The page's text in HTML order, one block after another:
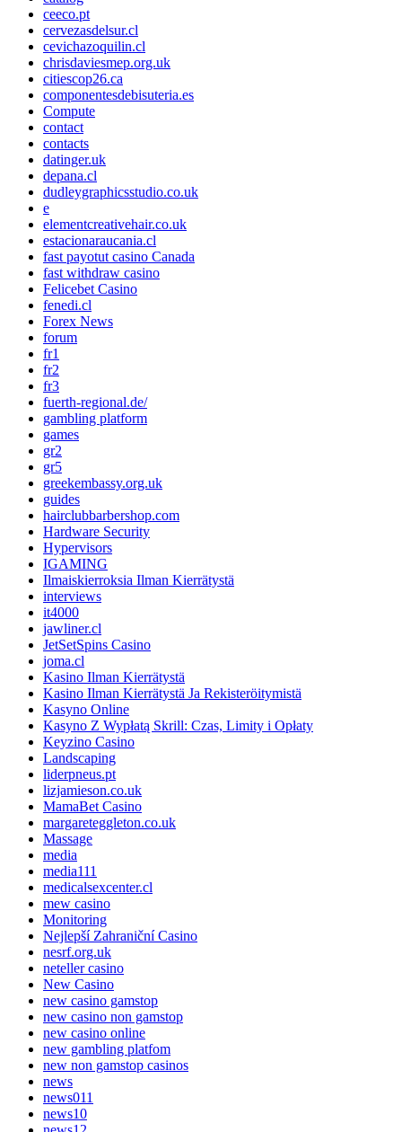
ceeco.pt
cervezasdelsur.cl
cevichazoquilin.cl
chrisdaviesmep.org.uk
citiescop26.ca
componentesdebisuteria.es
Compute
contact
contacts
datinger.uk
depana.cl
dudleygraphicsstudio.co.uk
e
elementcreativehair.co.uk
estacionaraucania.cl
fast payotut casino Canada
fast withdraw casino
Felicebet Casino
fenedi.cl
Forex News
forum
fr1
fr2
fr3
fuerth-regional.de/
gambling platform
games
gr2
gr5
greekembassy.org.uk
guides
hairclubbarbershop.com
Hardware Security
Hypervisors
IGAMING
Ilmaiskierroksia Ilman Kierrätystä
interviews
it4000
jawliner.cl
JetSetSpins Casino
joma.cl
Kasino Ilman Kierrätystä
Kasino Ilman Kierrätystä Ja Rekisteröitymistä
Kasyno Online
Kasyno Z Wypłatą Skrill: Czas, Limity i Opłaty
Keyzino Casino
Landscaping
liderpneus.pt
lizjamieson.co.uk
MamaBet Casino
margareteggleton.co.uk
Massage
media
media111
medicalsexcenter.cl
mew casino
Monitoring
Nejlepší Zahraniční Casino
nesrf.org.uk
neteller casino
New Casino
new casino gamstop
new casino non gamstop
new casino online
new gambling platfom
new non gamstop casinos
news
news011
news10